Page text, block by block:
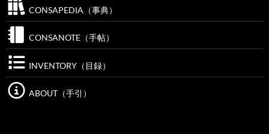
CONSAPEDIA（事典）
CONSANOTE（手帖）
INVENTORY（目録）
ABOUT（手引）